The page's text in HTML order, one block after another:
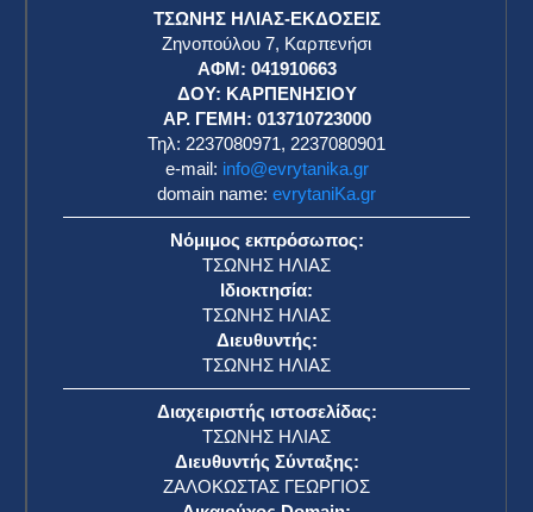
ΤΣΩΝΗΣ ΗΛΙΑΣ-ΕΚΔΟΣΕΙΣ
Ζηνοπούλου 7, Καρπενήσι
ΑΦΜ: 041910663
ΔΟΥ: ΚΑΡΠΕΝΗΣΙΟΥ
ΑΡ. ΓΕΜΗ: 013710723000
Τηλ: 2237080971, 2237080901
e-mail: info@evrytanika.gr
domain name: evrytaniKa.gr
Νόμιμος εκπρόσωπος:
ΤΣΩΝΗΣ ΗΛΙΑΣ
Ιδιοκτησία:
ΤΣΩΝΗΣ ΗΛΙΑΣ
Διευθυντής:
ΤΣΩΝΗΣ ΗΛΙΑΣ
Διαχειριστής ιστοσελίδας:
ΤΣΩΝΗΣ ΗΛΙΑΣ
Διευθυντής Σύνταξης:
ΖΑΛΟΚΩΣΤΑΣ ΓΕΩΡΓΙΟΣ